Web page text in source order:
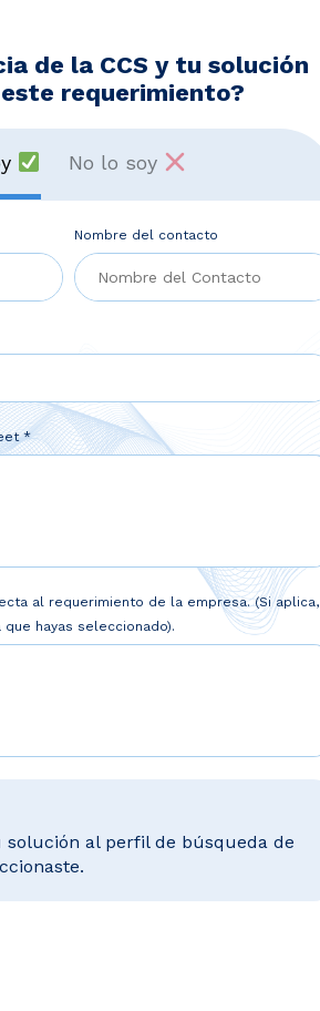
de la CCS y tu solución
requerimiento?
No lo soy
Nombre del contacto
*
al requerimiento de la empresa. (Si aplica,
hayas seleccionado).
solución al perfil de búsqueda de